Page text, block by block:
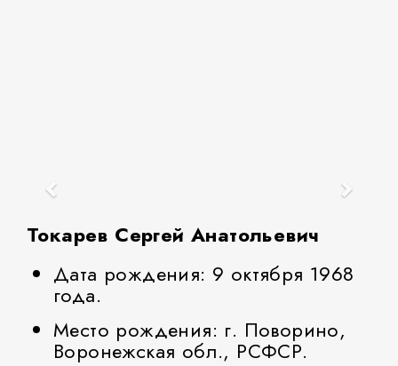
Токарев Сергей Анатольевич
Дата рождения: 9 октября 1968
года.
Место рождения: г. Поворино,
Воронежская обл., РСФСР.